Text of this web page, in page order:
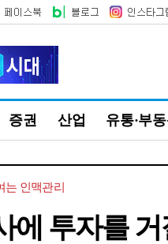
증권 산업 유통·부
는 인맥관리
에 투자를